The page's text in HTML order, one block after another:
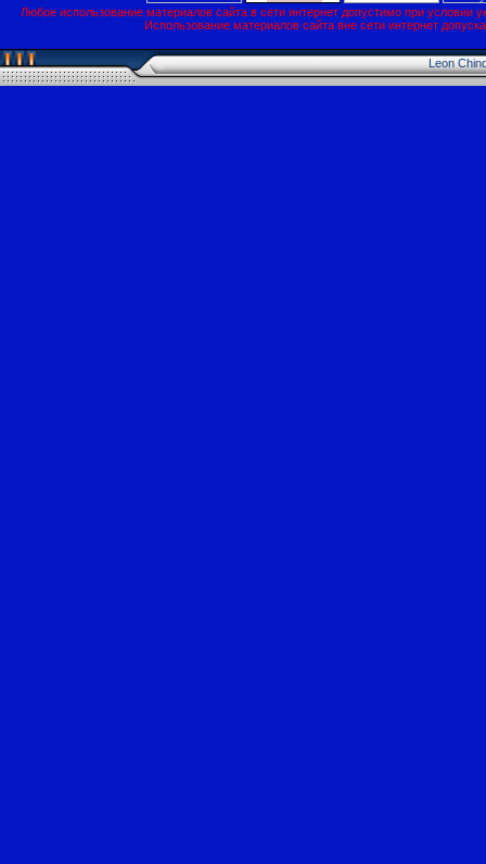
Любое использование материалов сайта в сети интернет допустимо при условии
Использование материалов сайта вне сети интернет
Leon